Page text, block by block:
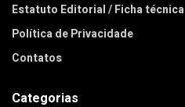
Estatuto Editorial / Ficha técnica
Política de Privacidade
Contatos
Categorias